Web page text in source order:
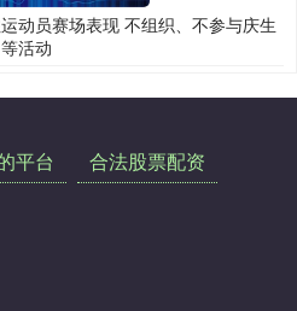
动员赛场表现 不组织、不参与庆生
等活动
平台
合法股票配资